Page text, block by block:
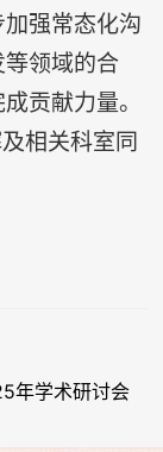
强常态化沟
领域的合
贡献力量。
相关科室同
年学术研讨会